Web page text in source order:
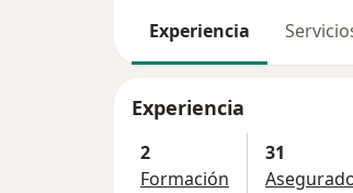
Experiencia
Experiencia
2
Formación
31